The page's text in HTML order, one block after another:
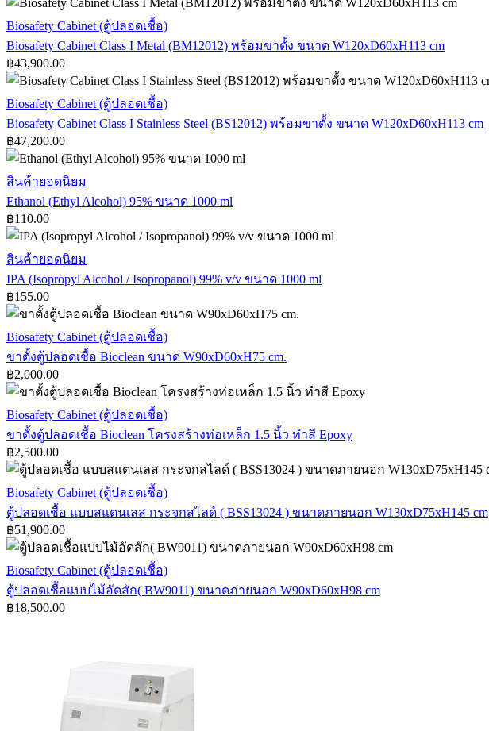
ชั่ง
โครง
ปูน
T.
Biosafety
Cabinet
Class
I
Metal
พร้อม
ขา
ตั้ง
W120xD60xH113
cm
Biosafety Cabinet (ตู้ปลอดเชื้อ)
Biosafety Cabinet Class I Metal (BM12012) พร้อมขาตั้ง ขนาด W120xD60xH113 cm
฿43,900.00
Biosafety
Cabinet
Class
I
Stainless
(BS12012)
พร้อม
ขา
ตั้ง
ขนาด
W120xD60xH113
cm
Biosafety Cabinet (ตู้ปลอดเชื้อ)
Biosafety Cabinet Class I Stainless Steel (BS12012) พร้อมขาตั้ง ขนาด W120xD60xH113 cm
฿47,200.00
Ethanol
(Ethyl
Alcohol)
95%
ขนาด
1000
ml
สินค้ายอดนิยม
Ethanol (Ethyl Alcohol) 95% ขนาด 1000 ml
฿110.00
IPA
(Isopropyl
Alcohol
/
Isopropanol)
v/v
ขนาด
1000
ml
สินค้ายอดนิยม
IPA (Isopropyl Alcohol / Isopropanol) 99% v/v ขนาด 1000 ml
฿155.00
ขา
ตั้ง
ตู้
ปลอด
เชื้อ
Bioclean
ขนาด
W90xD60xH75
cm.
Biosafety Cabinet (ตู้ปลอดเชื้อ)
ขาตั้งตู้ปลอดเชื้อ Bioclean ขนาด W90xD60xH75 cm.
฿2,000.00
ขา
ตั้ง
ตู้
ปลอด
เชื้อ
Bioclean
โครงสร้าง
ท่อ
เหล็ก
1.5
นิ้ว
Biosafety Cabinet (ตู้ปลอดเชื้อ)
ขาตั้งตู้ปลอดเชื้อ Bioclean โครงสร้างท่อเหล็ก 1.5 นิ้ว ทำสี Epoxy
฿2,500.00
ตู้
ปลอด
เชื้อ
แบบ
ส
แตน
เลส
Biosafety Cabinet (ตู้ปลอดเชื้อ)
ตู้ปลอดเชื้อ แบบสแตนเลส กระจกสไลด์ ( BSS13024 ) ขนาดภายนอก W130xD75xH145 cm
฿51,900.00
ตู้
ปลอด
เชื้อ
Biosafety Cabinet (ตู้ปลอดเชื้อ)
ตู้ปลอดเชื้อแบบไม้อัดสัก( BW9011) ขนาดภายนอก W90xD60xH98 cm
฿18,500.00